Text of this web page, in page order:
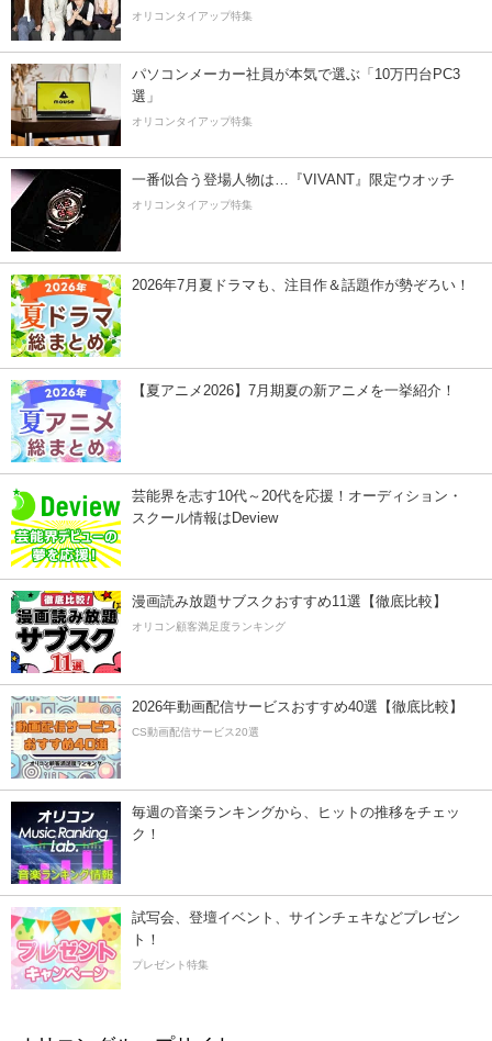
オリコンタイアップ特集
パソコンメーカー社員が本気で選ぶ「10万円台PC3
選」
オリコンタイアップ特集
一番似合う登場人物は…『VIVANT』限定ウオッチ
オリコンタイアップ特集
2026年7月夏ドラマも、注目作＆話題作が勢ぞろい！
【夏アニメ2026】7月期夏の新アニメを一挙紹介！
芸能界を志す10代～20代を応援！オーディション・
スクール情報はDeview
漫画読み放題サブスクおすすめ11選【徹底比較】
オリコン顧客満足度ランキング
2026年動画配信サービスおすすめ40選【徹底比較】
CS動画配信サービス20選
毎週の音楽ランキングから、ヒットの推移をチェッ
ク！
試写会、登壇イベント、サインチェキなどプレゼン
ト！
プレゼント特集